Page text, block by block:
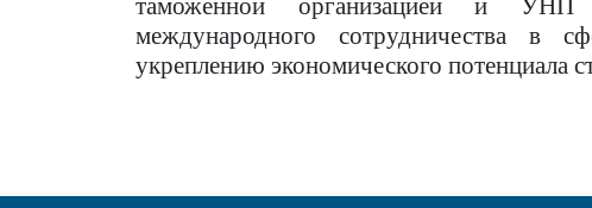
международного сотрудничества в
укреплению экономического потенциала